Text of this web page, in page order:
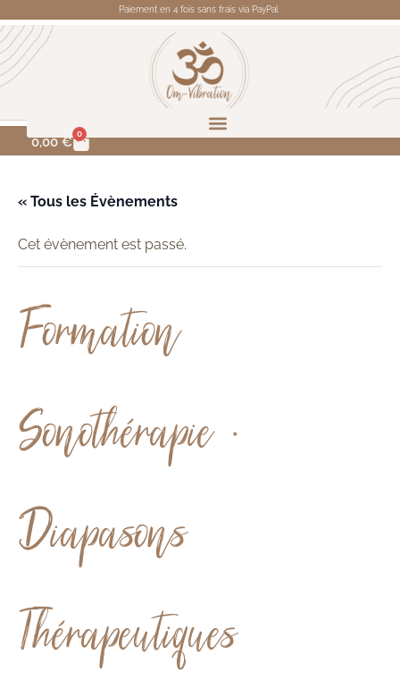
Paiement en 4 fois sans frais via PayPal
0,00€ 0
« Tous les Évènements
Cet évènement est passé.
Formation
Sonothérapie •
Diapasons
Thérapeutiques